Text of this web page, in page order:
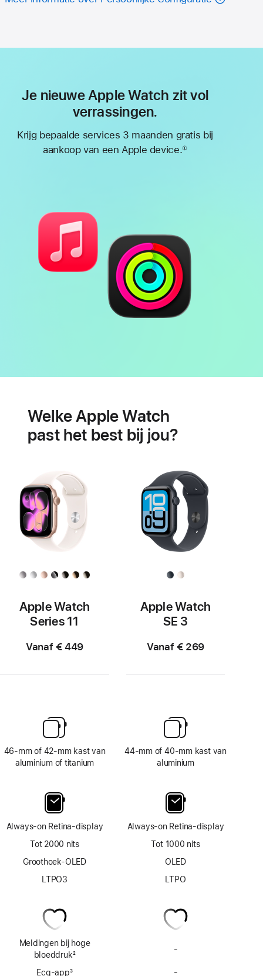
Je nieuwe Apple Watch zit vol
verrassingen.
Krijg bepaalde services 3 maanden gratis bij
aankoop van een Apple device.①
hartgezondheid
Welke Apple Watch
past het best bij jou?
Apple Watch
Series 11
Vanaf € 449
46‑mm of 42‑mm kast van
aluminium of titanium
Always‑on Retina‑display
Tot 2000 nits
Groothoek-OLED
LTPO3
Meldingen bij hoge
bloeddruk2
Ecg‑app3
Apple Watch
SE 3
Vanaf € 269
44‑mm of 40‑mm kast van
aluminium
Always‑on Retina‑display
Tot 1000 nits
OLED
LTPO
-
-